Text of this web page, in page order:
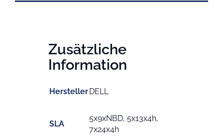
Zusätzliche
Information
HerstellerDELL
SLA
5x9xNBD, 5x13x4h,
7x24x4h